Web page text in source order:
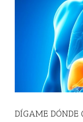
DÍGAME DÓNDE